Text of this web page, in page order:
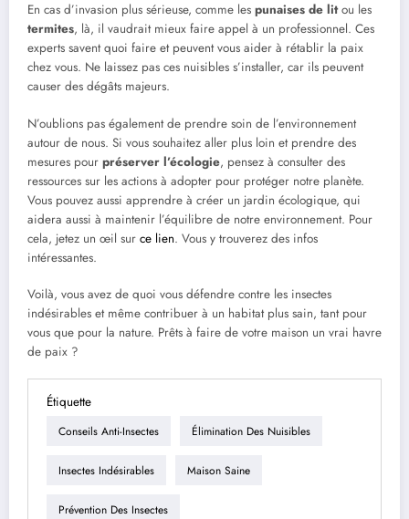
En cas d’invasion plus sérieuse, comme les punaises de litou les
termites, là, il vaudrait mieux faire appel à un professionnel. Ces
experts savent quoi faire et peuvent vous aider à rétablir la paix
chez vous. Ne laissez pas ces nuisibles s’installer, car ils peuvent
causer des dégâts majeurs.
N’oublions pas également de prendre soin de l’environnement
autour de nous. Si vous souhaitez aller plus loin et prendre des
mesures pour préserver l’écologie, pensez à consulter des
ressources sur les actions à adopter pour protéger notre planète.
Vous pouvez aussi apprendre à créer un jardin écologique, qui
aidera aussi à maintenir l’équilibre de notre environnement. Pour
cela, jetez un œil sur ce lien. Vous y trouverez des infos
intéressantes.
Voilà, vous avez de quoi vous défendre contre les insectes
indésirables et même contribuer à un habitat plus sain, tant pour
vous que pour la nature. Prêts à faire de votre maison un vrai havre
de paix ?
Étiquette
Conseils Anti-Insectes Élimination Des Nuisibles
Insectes Indésirables Maison Saine
Prévention Des Insectes